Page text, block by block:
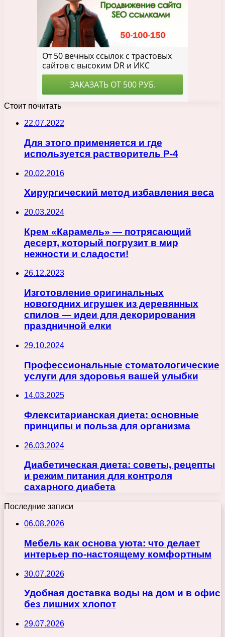
Стоит почитать
22.07.2022
Для этого применяется и где
используется растворитель Р-4
20.02.2016
Хирургический метод избавления веса
20.03.2024
Крем «Карамель» — потрясающий
десерт, который погрузит в мир
нежности и сладости!
26.12.2023
Изготовление оригинальных
новогодних игрушек из деревянных
спилов — идеи для декорирования
праздничной елки
29.10.2024
Профессиональные стоматологические
услуги для здоровья вашей улыбки
14.03.2025
Флекситарианская диета: основные
принципы и польза для организма
26.03.2024
Диабетическая диета: советы, рецепты
и режим питания для контроля
сахарного диабета
Последние записи
06.08.2026
Мебель как основа уюта: что делает
интерьер по-настоящему комфортным
30.07.2026
Удобная доставка воды на дом и в офис
без лишних хлопот
29.07.2026